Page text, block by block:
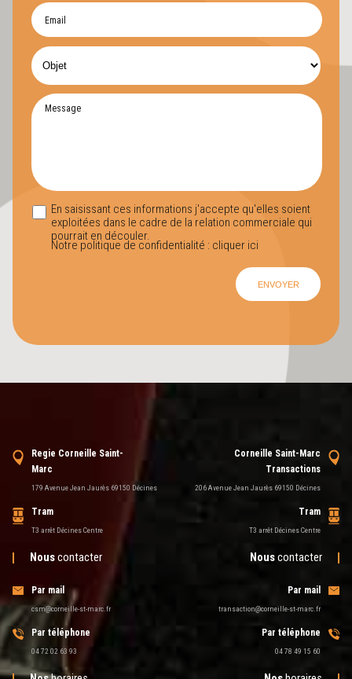
En saisissant ces informations j'accepte qu'elles soient
exploitées dans le cadre de la relation commerciale qui
pourrait en découler.
Notre politique de confidentialité : cliquer ici
Regie Corneille Saint-
Marc
179 Avenue Jean Jaurès 69150 Décines
Tram
T3 arrêt Décines Centre
Nouscontacter
Par mail
csm@corneille-st-marc.fr
Par téléphone
04 72 02 63 93
Corneille Saint-Marc
Transactions
206 Avenue Jean Jaurès 69150 Décines
Tram
T3 arrêt Décines Centre
Nouscontacter
Par mail
transaction@corneille-st-marc.fr
Par téléphone
04 78 49 15 60